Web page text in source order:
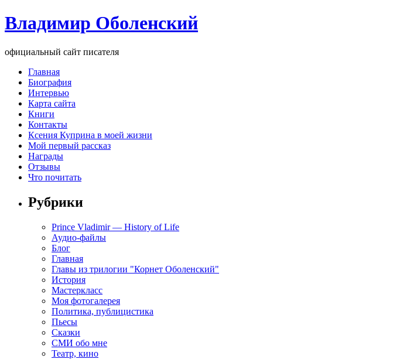
Владимир Оболенский
официальный сайт писателя
Главная
Биография
Интервью
Карта сайта
Книги
Контакты
Ксения Куприна в моей жизни
Мой первый рассказ
Награды
Отзывы
Что почитать
Рубрики
Prince Vladimir — History of Life
Аудио-файлы
Блог
Главная
Главы из трилогии "Корнет Оболенский"
История
Мастеркласс
Моя фотогалерея
Политика, публицистика
Пьесы
Сказки
СМИ обо мне
Театр, кино